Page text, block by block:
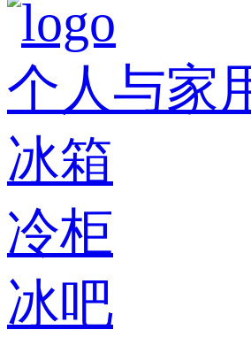
个人与家
冰箱
冷柜
冰吧